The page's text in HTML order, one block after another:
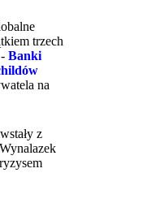
trzech
Banki
na
z